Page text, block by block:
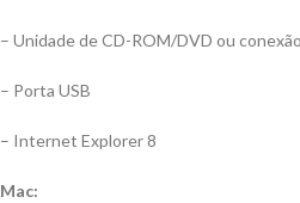
– Unidade de CD-ROM/DVD ou
– Porta USB
– Internet Explorer 8
Mac: